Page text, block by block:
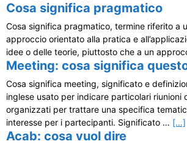
Cosa significa pragmatico
Cosa significa pragmatico, termine riferito a
approccio orientato alla pratica e
idee o delle teorie, piuttosto che a un
Meeting: cosa significa
Cosa significa meeting, significato e
inglese usato per indicare particolari riunioni
organizzati per trattare una specifica
interesse per i partecipanti. Significato … […]
Acab: cosa vuol dire